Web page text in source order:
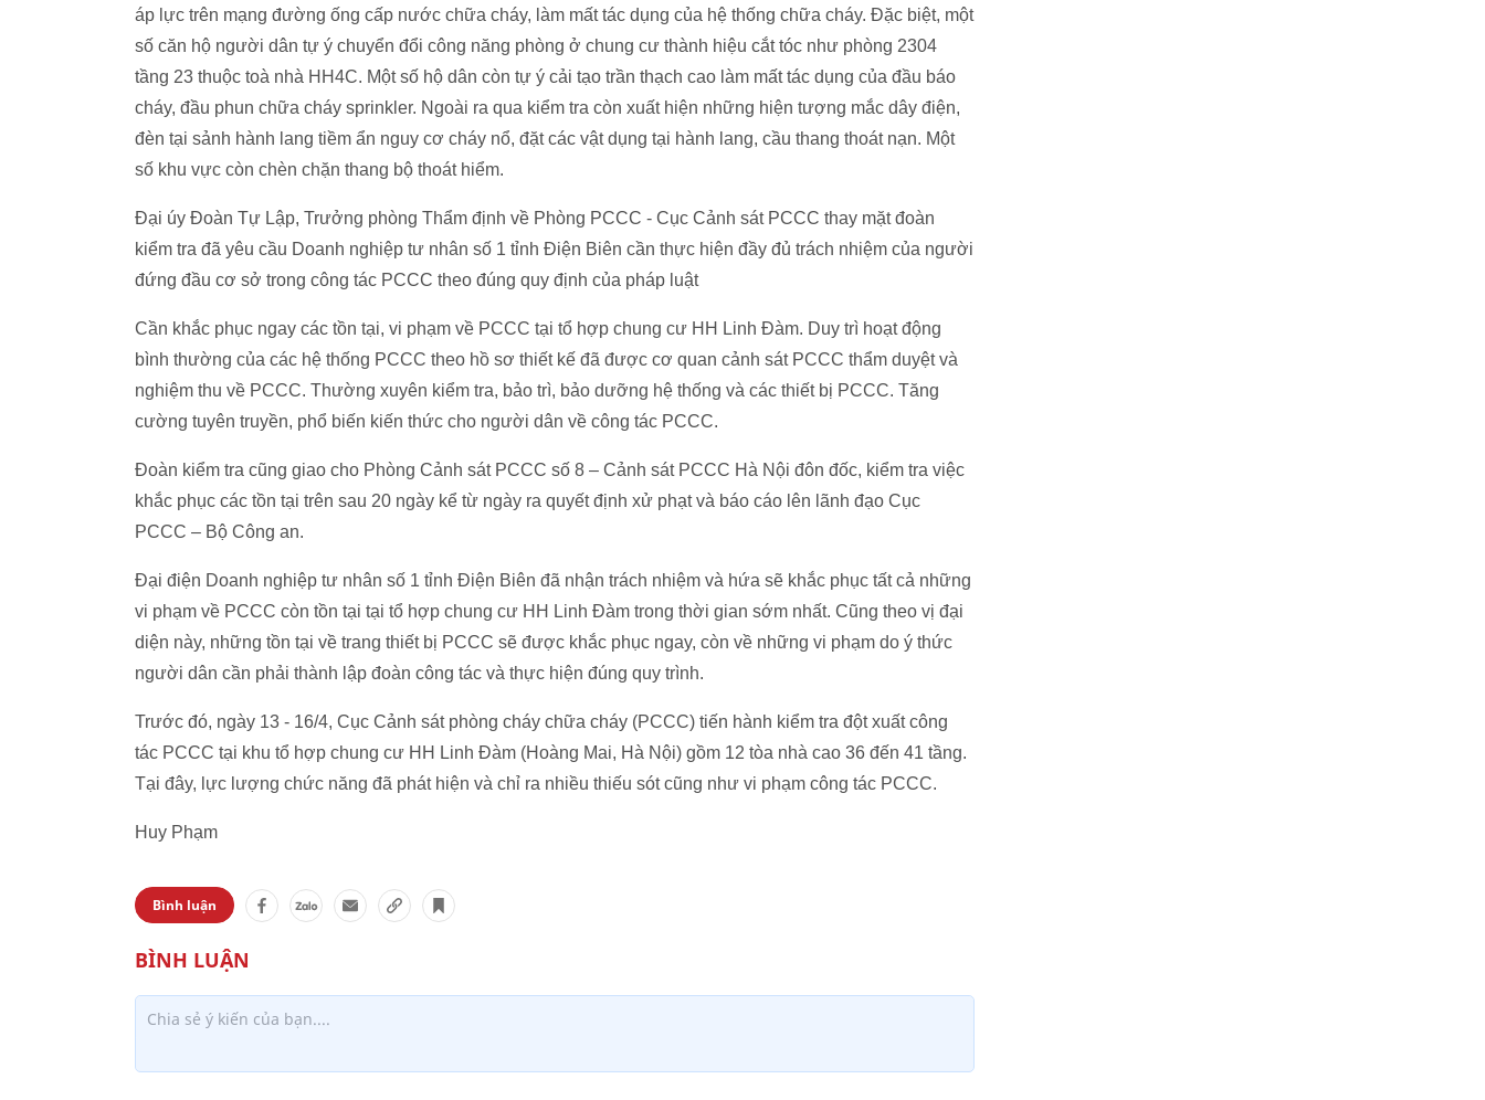
áp lực trên mạng đường ống cấp nước chữa cháy, làm mất tác dụng của hệ thống chữa cháy. Đặc biệt, một
số căn hộ người dân tự ý chuyển đổi công năng phòng ở chung cư thành hiệu cắt tóc như phòng 2304
tầng 23 thuộc toà nhà HH4C. Một số hộ dân còn tự ý cải tạo trần thạch cao làm mất tác dụng của đầu báo
cháy, đầu phun chữa cháy sprinkler. Ngoài ra qua kiểm tra còn xuất hiện những hiện tượng mắc dây điện,
đèn tại sảnh hành lang tiềm ẩn nguy cơ cháy nổ, đặt các vật dụng tại hành lang, cầu thang thoát nạn. Một
số khu vực còn chèn chặn thang bộ thoát hiểm.
Đại úy Đoàn Tự Lập, Trưởng phòng Thẩm định về Phòng PCCC - Cục Cảnh sát PCCC thay mặt đoàn
kiểm tra đã yêu cầu Doanh nghiệp tư nhân số 1 tỉnh Điện Biên cần thực hiện đầy đủ trách nhiệm của người
đứng đầu cơ sở trong công tác PCCC theo đúng quy định của pháp luật
Cần khắc phục ngay các tồn tại, vi phạm về PCCC tại tổ hợp chung cư HH Linh Đàm. Duy trì hoạt động
bình thường của các hệ thống PCCC theo hồ sơ thiết kế đã được cơ quan cảnh sát PCCC thẩm duyệt và
nghiệm thu về PCCC. Thường xuyên kiểm tra, bảo trì, bảo dưỡng hệ thống và các thiết bị PCCC. Tăng
cường tuyên truyền, phổ biến kiến thức cho người dân về công tác PCCC.
Đoàn kiểm tra cũng giao cho Phòng Cảnh sát PCCC số 8 – Cảnh sát PCCC Hà Nội đôn đốc, kiểm tra việc
khắc phục các tồn tại trên sau 20 ngày kể từ ngày ra quyết định xử phạt và báo cáo lên lãnh đạo Cục
PCCC – Bộ Công an.
Đại điện Doanh nghiệp tư nhân số 1 tỉnh Điện Biên đã nhận trách nhiệm và hứa sẽ khắc phục tất cả những
vi phạm về PCCC còn tồn tại tại tổ hợp chung cư HH Linh Đàm trong thời gian sớm nhất. Cũng theo vị đại
diện này, những tồn tại về trang thiết bị PCCC sẽ được khắc phục ngay, còn về những vi phạm do ý thức
người dân cần phải thành lập đoàn công tác và thực hiện đúng quy trình.
Trước đó, ngày 13 - 16/4, Cục Cảnh sát phòng cháy chữa cháy (PCCC) tiến hành kiểm tra đột xuất công
tác PCCC tại khu tổ hợp chung cư HH Linh Đàm (Hoàng Mai, Hà Nội) gồm 12 tòa nhà cao 36 đến 41 tầng.
Tại đây, lực lượng chức năng đã phát hiện và chỉ ra nhiều thiếu sót cũng như vi phạm công tác PCCC.
Huy Phạm
Bình luận